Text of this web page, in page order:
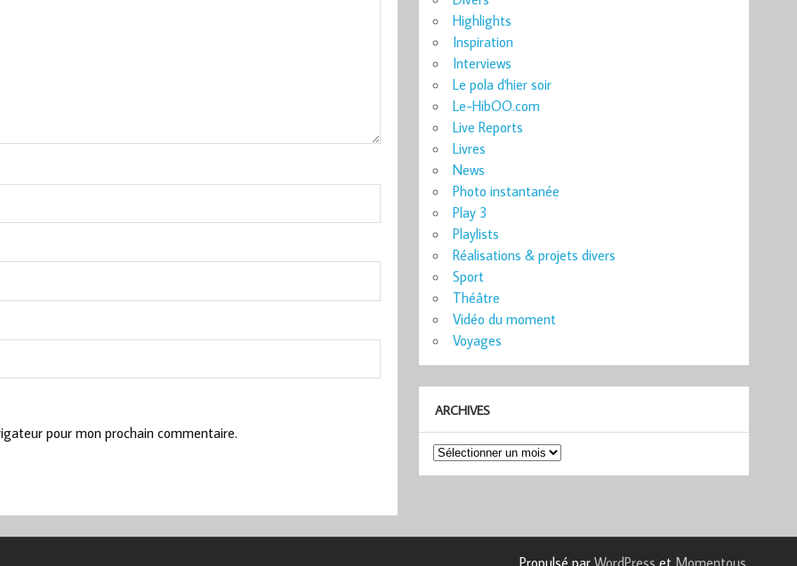
pour mon prochain commentaire.
Highlights
Inspiration
Interviews
Le pola d'hier soir
Le-HibOO.com
Live Reports
Livres
News
Photo instantanée
Play 3
Playlists
Réalisations & projets divers
Sport
Théâtre
Vidéo du moment
Voyages
ARCHIVES
Archives
Propulsé parWordPress et Momentous